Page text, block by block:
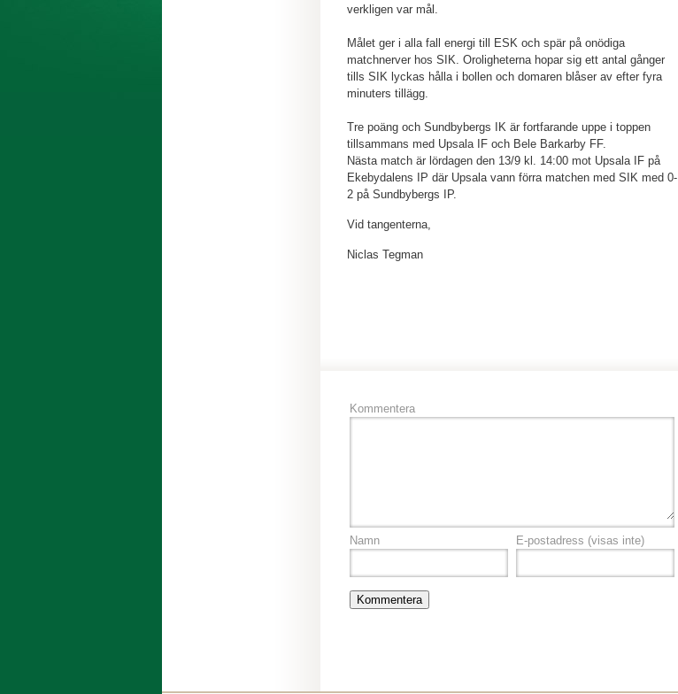
verkligen var mål.
Målet ger i alla fall energi till ESK och spär på onödiga
matchnerver hos SIK. Oroligheterna hopar sig ett antal gånger
tills SIK lyckas hålla i bollen och domaren blåser av efter fyra
minuters tillägg.
Tre poäng och Sundbybergs IK är fortfarande uppe i toppen
tillsammans med Upsala IF och Bele Barkarby FF.
Nästa match är lördagen den 13/9 kl. 14:00 mot Upsala IF på
Ekebydalens IP där Upsala vann förra matchen med SIK med 0-
2 på Sundbybergs IP.
Vid tangenterna,
Niclas Tegman
Kommentera
Namn E-postadress (visas inte)